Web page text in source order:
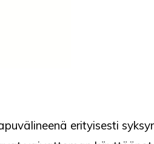
erityisesti